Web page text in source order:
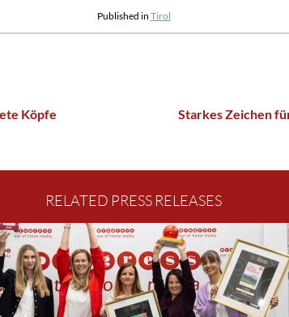
Published in Tirol
Köpfe Starkes Zeichen
RELATED PRESS RELEASES